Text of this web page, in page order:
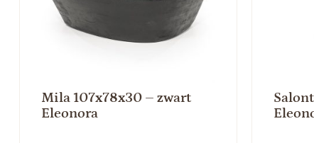
Mila 107x78x30 – zwart
Eleonora